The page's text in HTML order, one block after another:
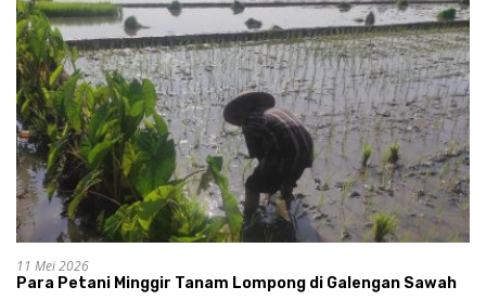
11 Mei 2026
Para Petani Minggir Tanam Lompong di Galengan Sawah